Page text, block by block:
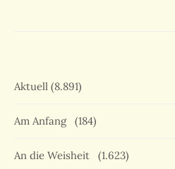
Aktuell (8.891)
Am Anfang (184)
An die Weisheit (1.623)